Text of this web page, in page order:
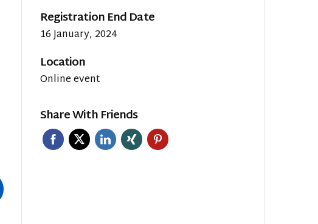
Registration End Date
16 January, 2024
Location
Online event
Share With Friends